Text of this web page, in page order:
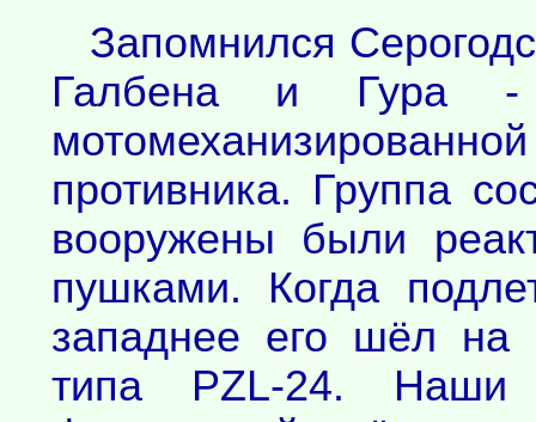
Запомнился
Галбена и Гура -
противника. Группа
вооружены были
пушками. Когда
западнее его шёл на
типа PZL-24. Наши